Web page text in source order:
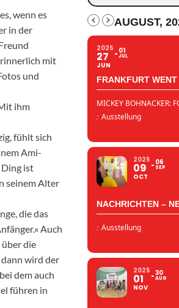
wenn es
in der
mit
und
ihm
fühlt sich
Ami-
Ding ist
seinem Alter
die das
Auch
über die
wird der
dem auch
führen in
AUGUST,
2025
27
JUN
01
JUL
FRANKFURT WENT
MICKEY BOHNACKER:
: Ausstellung
2025
09
OCT
06
SEP
NACHRICHTEN –
: Ausstellung
2025
01
NOV
30
AUG